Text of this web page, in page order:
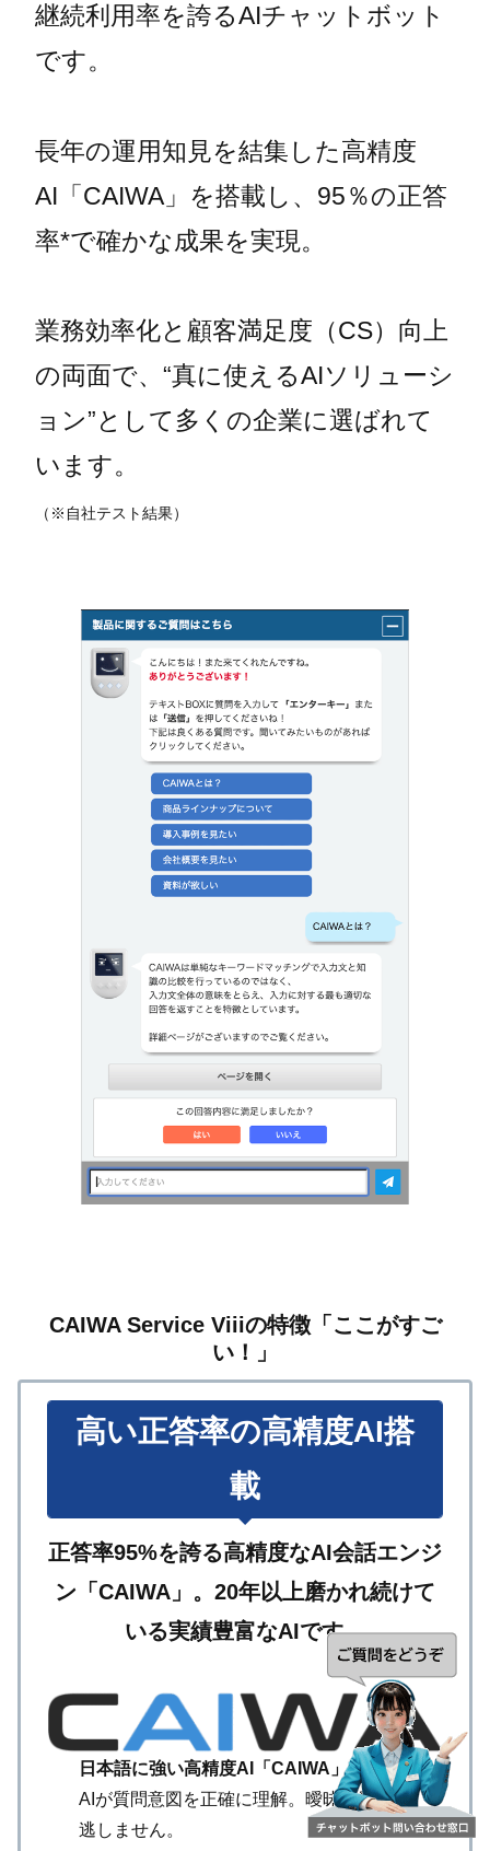
継続利用率を誇るAIチャットボット
です。
長年の運用知見を結集した高精度
AI「CAIWA」を搭載し、95％の正答
率*で確かな成果を実現。
業務効率化と顧客満足度（CS）向上
の両面で、“真に使えるAIソリューシ
ョン”として多くの企業に選ばれて
います。
（※自社テスト結果）
CAIWA Service Viiiの特徴「ここがすご
い！」
高い正答率の高精度AI搭
載
正答率95%を誇る高精度なAI会話エンジ
ン「CAIWA」。20年以上磨かれ続けて
いる実績豊富なAIです。
日本語に強い高精度AI「CAIWA」
AIが質問意図を正確に理解。曖昧な質問も
逃しません。